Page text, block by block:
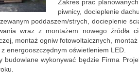
Zakres prac
piwnicy, docieplenie
poddaszem/strych, docieplenie
wraz z montażem nowego źródła
montaż ogniw fotowoltaicznych,
energooszczędnym oświetleniem LED.
budowlane wykonywać będzie Firma